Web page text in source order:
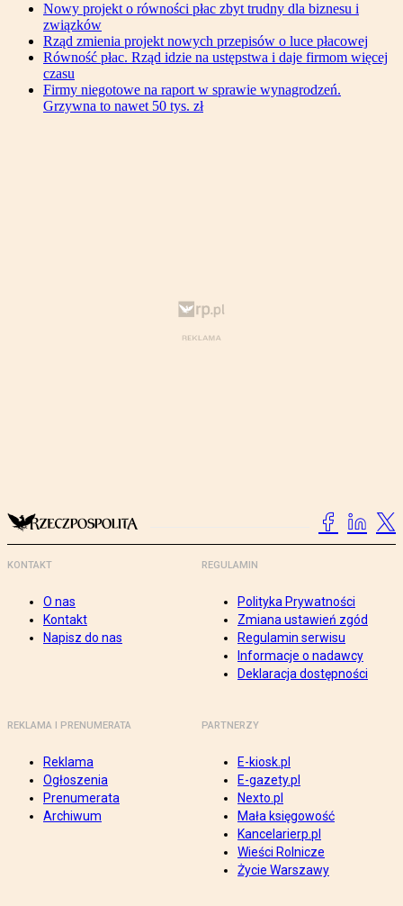
Nowy projekt o równości płac zbyt trudny dla biznesu i
związków
Rząd zmienia projekt nowych przepisów o luce płacowej
Równość płac. Rząd idzie na ustępstwa i daje firmom więcej
czasu
Firmy niegotowe na raport w sprawie wynagrodzeń.
Grzywna to nawet 50 tys. zł
KONTAKT
O nas
Kontakt
Napisz do nas
REGULAMIN
Polityka Prywatności
Zmiana ustawień zgód
Regulamin serwisu
Informacje o nadawcy
Deklaracja dostępności
REKLAMA I PRENUMERATA
Reklama
Ogłoszenia
Prenumerata
Archiwum
PARTNERZY
E-kiosk.pl
E-gazety.pl
Nexto.pl
Mała księgowość
Kancelarierp.pl
Wieści Rolnicze
Życie Warszawy